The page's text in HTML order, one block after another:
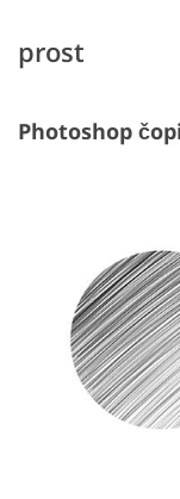
prost